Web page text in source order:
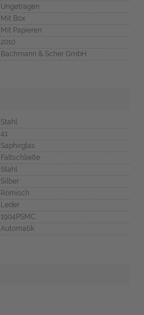
Ungetragen
Mit Box
Mit Papieren
2010
Bachmann & Scher GmbH
Stahl
41
Saphirglas
Faltschließe
Stahl
Silber
Römisch
Leder
1904PSMC
Automatik